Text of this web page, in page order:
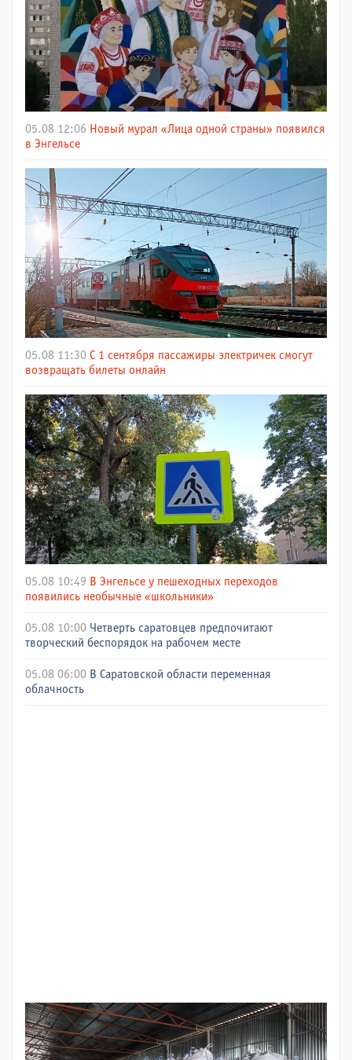
05.08 12:06 Новый мурал «Лица одной страны» появился
в Энгельсе
05.08 11:30 С 1 сентября пассажиры электричек смогут
возвращать билеты онлайн
05.08 10:49 В Энгельсе у пешеходных переходов
появились необычные «школьники»
05.08 10:00 Четверть саратовцев предпочитают
творческий беспорядок на рабочем месте
05.08 06:00 В Саратовской области переменная
облачность